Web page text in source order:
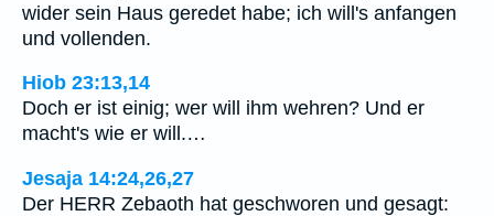
wider sein Haus geredet habe; ich will's anfangen
und vollenden.
Hiob 23:13,14
Doch er ist einig; wer will ihm wehren? Und er
macht's wie er will.…
Jesaja 14:24,26,27
Der HERR Zebaoth hat geschworen und gesagt: